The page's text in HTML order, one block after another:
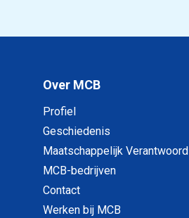
Over MCB
Profiel
Geschiedenis
Maatschappelijk Verantwoord
MCB-bedrijven
Contact
Werken bij MCB